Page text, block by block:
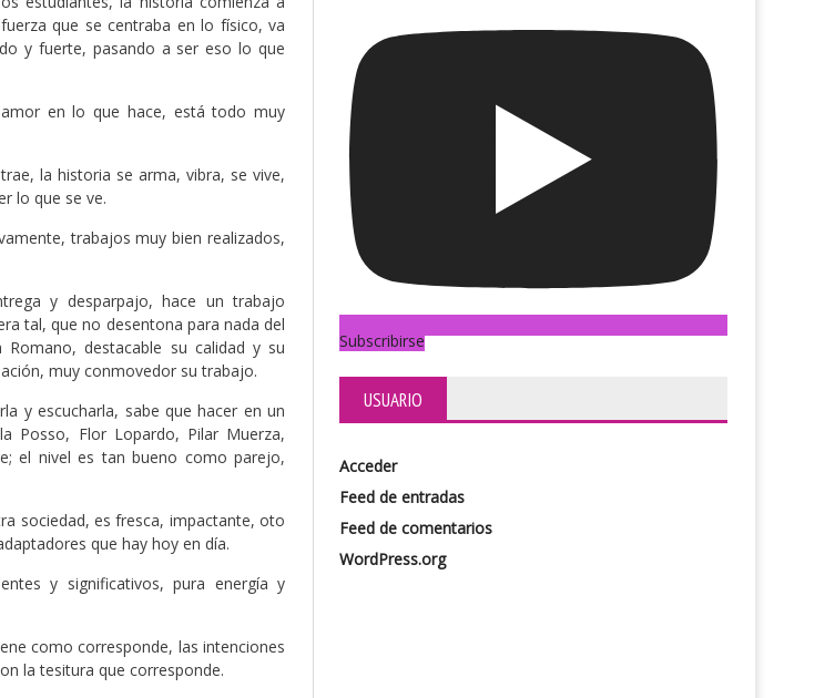
que se centraba en lo físico, va
y fuerte, pasando a ser eso lo que
en lo que hace, está todo muy
la historia se arma, vibra, se vive,
lo que se ve.
trabajos muy bien realizados,
y desparpajo, hace un trabajo
tal, que no desentona para nada del
destacable su calidad y su
muy conmovedor su trabajo.
y escucharla, sabe que hacer en un
Posso, Flor Lopardo, Pilar Muerza,
el nivel es tan bueno como parejo,
sociedad, es fresca, impactante, oto
que hay hoy en día.
y significativos, pura energía y
como corresponde, las intenciones
la tesitura que corresponde.
Subscribirse
USUARIO
Acceder
Feed de entradas
Feed de comentarios
WordPress.org